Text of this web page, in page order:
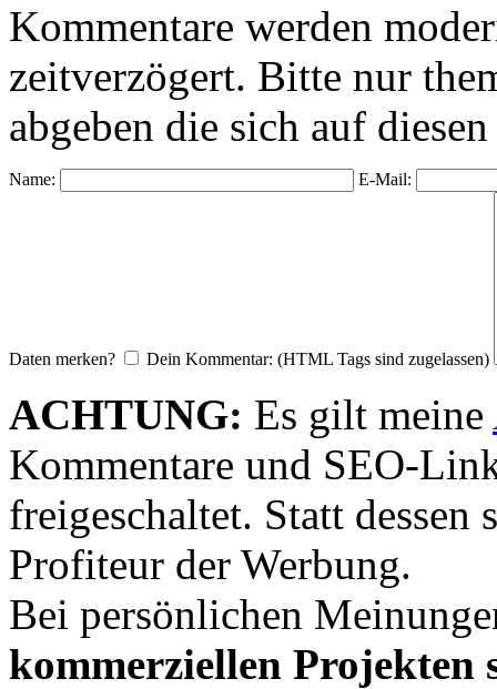
Kommentare werden
zeitverzögert. Bitte nur
abgeben die sich auf
Name: E-Mail:
Daten merken? Dein Kommentar: (HTML Tags sind zugelassen)
ACHTUNG: Es gilt meine
Kommentare und SEO-
freigeschaltet. Statt dessen
Profiteur der Werbung.
Bei persönlichen
kommerziellen Projekten